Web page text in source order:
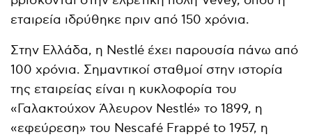
εταιρεία ιδρύθηκε πριν από 150 χρόνια.
Στην Ελλάδα, η Nestlé έχει παρουσία πάνω από
100 χρόνια. Σημαντικοί σταθμοί στην ιστορία
της εταιρείας είναι η κυκλοφορία του
«Γαλακτούχον Άλευρον Nestlé» το 1899, η
«εφεύρεση» του Nescafé Frappé to 1957, η